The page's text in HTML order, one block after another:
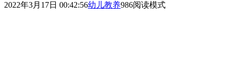
2022年3月17日 00:42:56幼儿教养986阅读模式